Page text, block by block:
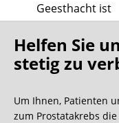
Geesthacht ist
1990 - 1997
Diplomarbeit
Helfen Sie
stetig zu
Um Ihnen, Patienten
zum Prostatakrebs